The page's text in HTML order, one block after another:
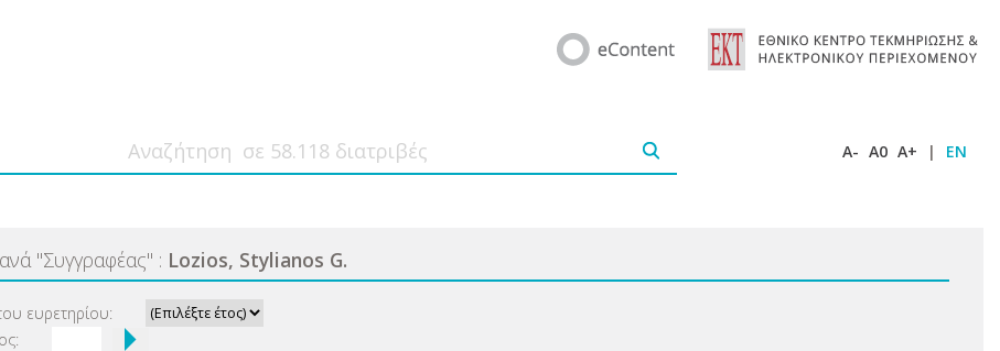
A- A0 A+ | EN
"Συγγραφέας" : Lozios, Stylianos G.
ευρετηρίου: